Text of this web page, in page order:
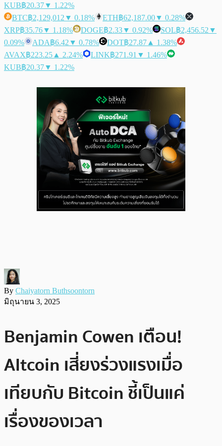
KUB฿20.37▼ 1.22%
BTC฿2,129,012 ▼ 0.18% ETH฿62,187.00▼ 0.28%
XRP฿35.76▼ 1.18% DOGE฿2.33▼ 0.92% SOL฿2,456.52 ▼
0.09%
ADA฿6.42 ▼ 0.78% DOT฿27.87 ▲ 1.38%
AVAX฿223.25 ▲ 2.24% LINK฿271.91 ▼ 1.46%
KUB฿20.37▼ 1.22%
By Chaiyatorn Buthsoontorn
มิถุนายน 3, 2025
Benjamin Cowen เตือน!
Altcoin เสี่ยงร่วงแรงเมื่อ
เทียบกับ Bitcoin ชี้เป็นแค่
เรื่องของเวลา